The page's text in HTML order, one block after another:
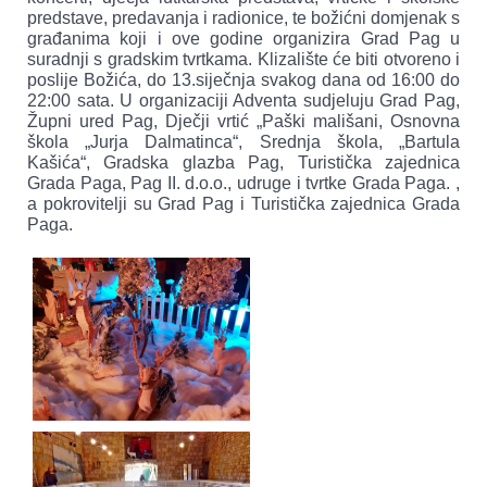
predstave, predavanja i radionice, te božićni domjenak s
građanima koji i ove godine organizira Grad Pag u
suradnji s gradskim tvrtkama. Klizalište će biti otvoreno i
poslije Božića, do 13.siječnja svakog dana od 16:00 do
22:00 sata. U organizaciji Adventa sudjeluju Grad Pag,
Župni ured Pag, Dječji vrtić „Paški mališani, Osnovna
škola „Jurja Dalmatinca“, Srednja škola, „Bartula
Kašića“, Gradska glazba Pag, Turistička zajednica
Grada Paga, Pag II. d.o.o., udruge i tvrtke Grada Paga. ,
a pokrovitelji su Grad Pag i Turistička zajednica Grada
Paga.